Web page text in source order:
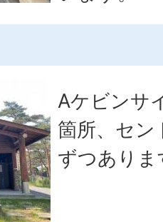
Aケビンサ
箇所、セン
ずつありま